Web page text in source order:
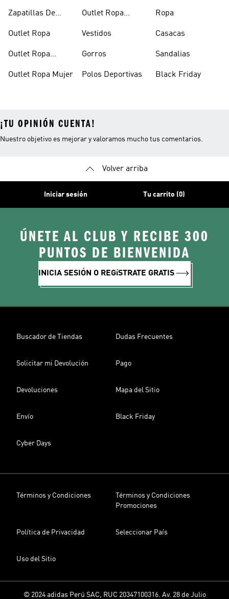
Zapatillas De
Outlet Ropa
Outlet Ropa
Outlet Ropa Mujer
Outlet Ropa
Vestidos
Gorros
Polos Deportivas
Ropa
Casacas
Sandalias
Black Friday
¡TU OPINIÓN CUENTA!
Nuestro objetivo es mejorar y valoramos mucho tus comentarios.
Volver arriba
Iniciar sesión Tu carrito (0)
ÚNETE AL CLUB Y RECIBE 300
PUNTOS DE BIENVENIDA
INICIA SESIÓN O REGíSTRATE GRATIS
Buscador de Tiendas Dudas Frecuentes
Solicitar mi Devolución Pago
Devoluciones Mapa del Sitio
Envío Black Friday
Cyber Days
Términos y Condiciones
Términos y Condiciones
Promociones
Política de Privacidad Seleccionar País
Uso del Sitio
© 2024 adidas Perú SAC, RUC 20347100316. Av. 28 de Julio